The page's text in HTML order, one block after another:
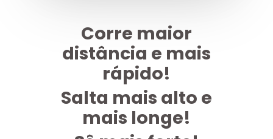
Corre maior
distância e mais
rápido!
Salta mais alto e
mais longe!